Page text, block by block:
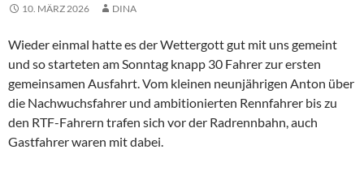
10. MÄRZ 2026 DINA
Wieder einmal hatte es der Wettergott gut mit uns gemeint
und so starteten am Sonntag knapp 30 Fahrer zur ersten
gemeinsamen Ausfahrt. Vom kleinen neunjährigen Anton über
die Nachwuchsfahrer und ambitionierten Rennfahrer bis zu
den RTF-Fahrern trafen sich vor der Radrennbahn, auch
Gastfahrer waren mit dabei.